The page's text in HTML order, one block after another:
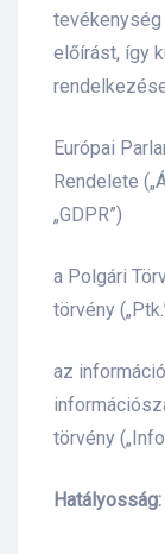
előírást, így
Európai
Rendelete
„GDPR”)
a Polgári
törvény
az
törvény
Hatályosság: